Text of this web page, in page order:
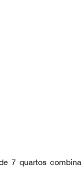
7 quartos